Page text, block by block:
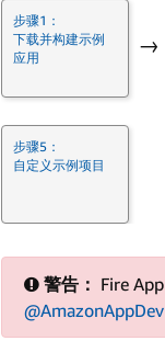
步骤1：
下载并构建示例
应用
→
步骤5：
自定义示例项目
警告： Fire
@AmazonAppDev